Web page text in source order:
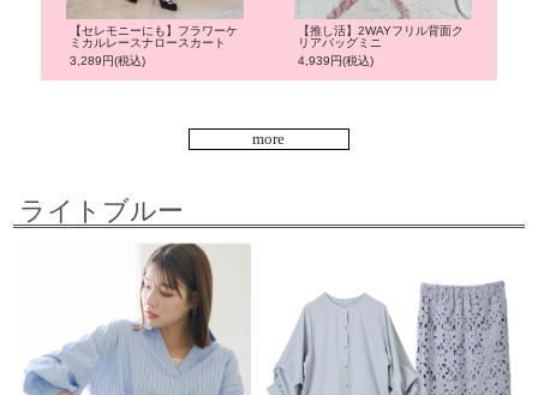
【セレモニーにも】フラワーケ
ミカルレースナロースカート
3,289円(税込)
【推し活】2WAYフリル背面ク
リアバッグミニ
4,939円(税込)
more
ライトブルー